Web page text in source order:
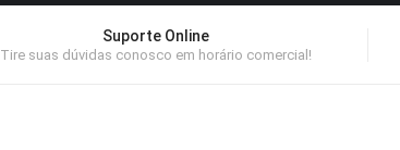
Suporte Online
Tire suas dúvidas conosco em horário comercial!